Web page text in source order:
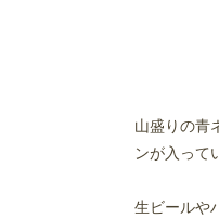
山盛りの青
ンが入って
生ビールや